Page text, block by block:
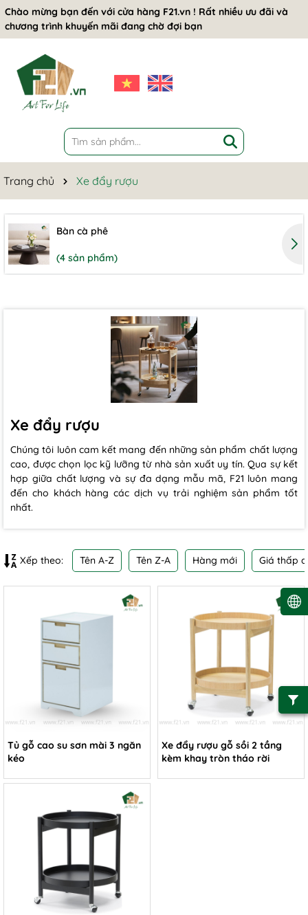
Chào mừng bạn đến với cửa hàng F21.vn ! Rất nhiều ưu đãi và
chương trình khuyến mãi đang chờ đợi bạn
Trang chủ Xe đẩy rượu
Bàn cà phê
(4 sản phẩm)
Xe đẩy rượu
Chúng tôi luôn cam kết mang đến những sản phẩm chất lượng
cao, được chọn lọc kỹ lưỡng từ nhà sản xuất uy tín. Qua sự kết
hợp giữa chất lượng và sự đa dạng mẫu mã, F21 luôn mang
đến cho khách hàng các dịch vụ trải nghiệm sản phẩm tốt
nhất.
Xếp theo: Tên A-Z Tên Z-A Hàng mới Giá thấp
Tủ gỗ cao su sơn mài 3 ngăn
kéo
Xe đẩy rượu gỗ sồi 2 tầng
kèm khay tròn tháo rời